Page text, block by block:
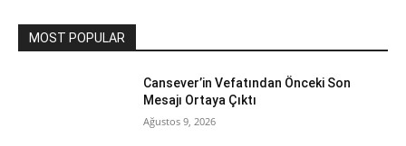
MOST POPULAR
Cansever’in Vefatından Önceki Son
Mesajı Ortaya Çıktı
Ağustos 9, 2026